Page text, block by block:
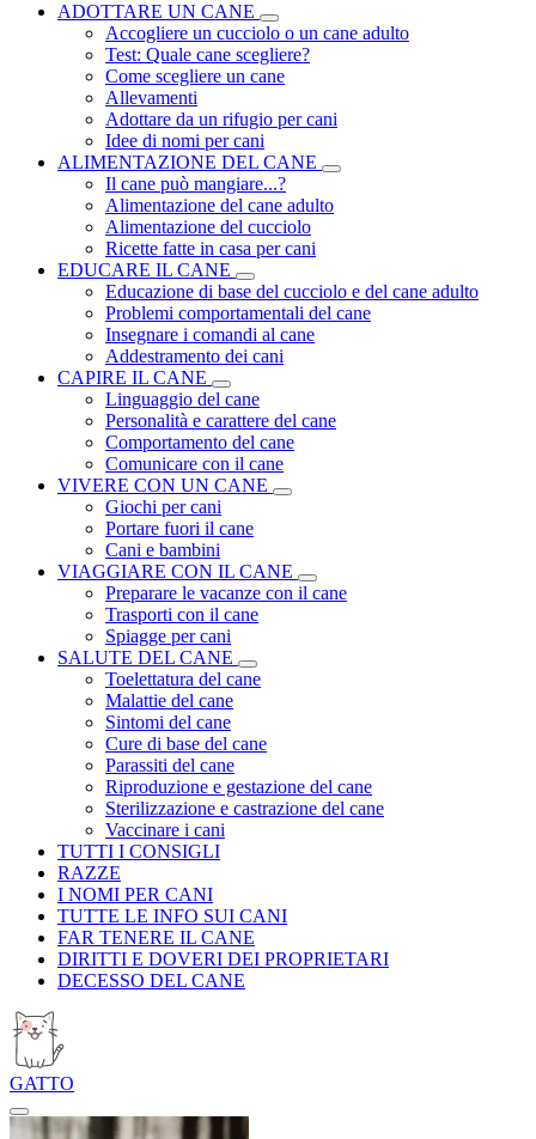
ADOTTARE UN CANE
Accogliere un cucciolo o un cane adulto
Test: Quale cane scegliere?
Come scegliere un cane
Allevamenti
Adottare da un rifugio per cani
Idee di nomi per cani
ALIMENTAZIONE DEL CANE
Il cane può mangiare...?
Alimentazione del cane adulto
Alimentazione del cucciolo
Ricette fatte in casa per cani
EDUCARE IL CANE
Educazione di base del cucciolo e del cane adulto
Problemi comportamentali del cane
Insegnare i comandi al cane
Addestramento dei cani
CAPIRE IL CANE
Linguaggio del cane
Personalità e carattere del cane
Comportamento del cane
Comunicare con il cane
VIVERE CON UN CANE
Giochi per cani
Portare fuori il cane
Cani e bambini
VIAGGIARE CON IL CANE
Preparare le vacanze con il cane
Trasporti con il cane
Spiagge per cani
SALUTE DEL CANE
Toelettatura del cane
Malattie del cane
Sintomi del cane
Cure di base del cane
Parassiti del cane
Riproduzione e gestazione del cane
Sterilizzazione e castrazione del cane
Vaccinare i cani
TUTTI I CONSIGLI
RAZZE
I NOMI PER CANI
TUTTE LE INFO SUI CANI
FAR TENERE IL CANE
DIRITTI E DOVERI DEI PROPRIETARI
DECESSO DEL CANE
GATTO